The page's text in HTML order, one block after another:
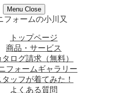
Menu Close
トップページ
商品・サービス
タログ請求（無料）
フォームギャラリー
タッフが着てみた！
よくある質問